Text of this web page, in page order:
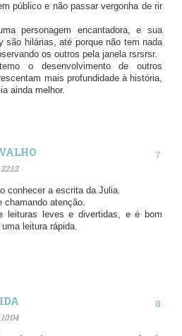
público e não passar vergonha de rir
personagem encantadora, e sua
são hilárias, até porque não tem nada
os outros pela janela rsrsrsr.
o desenvolvimento de outros
mais profundidade à história,
ainda melhor.
conhecer a escrita da Julia.
chamando atenção.
leituras leves e divertidas, e é bom
leitura rápida.